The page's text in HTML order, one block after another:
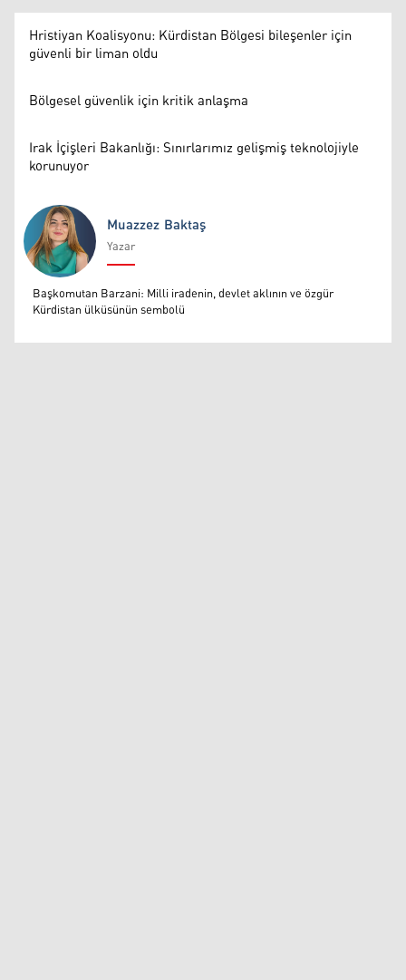
Hristiyan Koalisyonu: Kürdistan Bölgesi bileşenler için
güvenli bir liman oldu
Bölgesel güvenlik için kritik anlaşma
Irak İçişleri Bakanlığı: Sınırlarımız gelişmiş teknolojiyle
korunuyor
Muazzez Baktaş
Muazzez Baktaş
Yazar
Başkomutan Barzani: Milli iradenin, devlet aklının ve özgür
Kürdistan ülküsünün sembolü